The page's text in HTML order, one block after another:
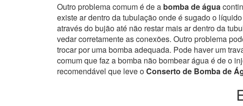
Outro problema comum é de a bomba de água
existe ar dentro da tubulação onde é sugado o
através do bujão até não restar mais ar dentro da
vedar corretamente as conexões. Outro problema
trocar por uma bomba adequada. Pode haver um
comum que faz a bomba não bombear água é de o
recomendável que leve oConserto de Bomba de